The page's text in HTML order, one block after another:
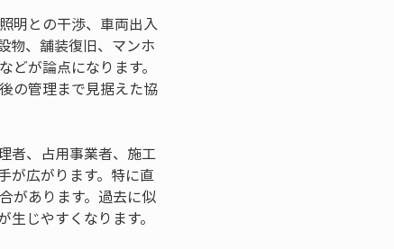
明との干渉、車両出入
物、舗装復旧、マンホ
が論点になります。
の管理まで見据えた協
者、占用事業者、施工
が広がります。特に直
があります。過去に似
じやすくなります。